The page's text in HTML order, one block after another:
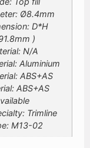
Ø8.4mm
D*H
)
N/A
Aluminium
ABS+AS
ABS+AS
Trimline
M13-02